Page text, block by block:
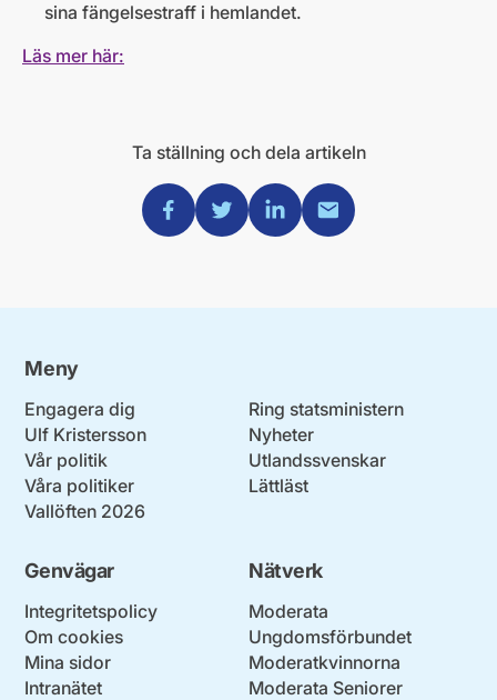
sina fängelsestraff i hemlandet.
Läs mer här:
Ta ställning och dela artikeln
Dela via Facebook
Dela via Twitter
Dela via Linkedin
Dela via Mail
Meny
Engagera dig
Ulf Kristersson
Vår politik
Våra politiker
Vallöften 2026
Ring statsministern
Nyheter
Utlandssvenskar
Lättläst
Genvägar
Integritetspolicy
Om cookies
Mina sidor
Intranätet
Nätverk
Moderata
Ungdomsförbundet
Moderatkvinnorna
Moderata Seniorer